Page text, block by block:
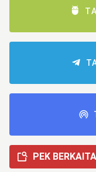
PEK